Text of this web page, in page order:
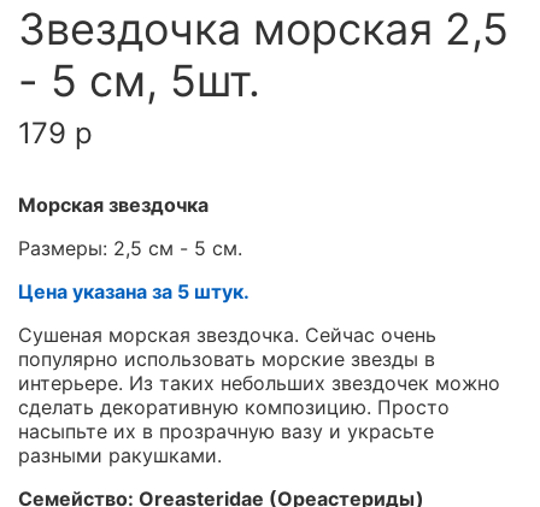
Звездочка морская 2,5
- 5 см, 5шт.
179 р
Морская звездочка
Размеры: 2,5 см - 5 см.
Цена указана за 5 штук.
Сушеная морская звездочка. Сейчас очень
популярно использовать морские звезды в
интерьере. Из таких небольших звездочек можно
сделать декоративную композицию. Просто
насыпьте их в прозрачную вазу и украсьте
разными ракушками.
Семейство: Oreasteridae (Ореастериды)